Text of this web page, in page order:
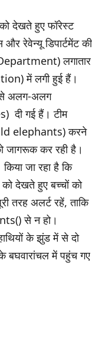
देखते हुए फॉरेस्ट
रेवेन्यू डिपार्टमेंट की
लगातार
में लगी हुई हैं।
से अलग-अलग
दी गई हैं। टीम
elephants) करने
जागरूक कर रही है।
जा रहा है कि
देखते हुए बच्चों को
तरह अलर्ट रहें, ताकि
से न हो।
के झुंड में से दो
में पहुंच गए